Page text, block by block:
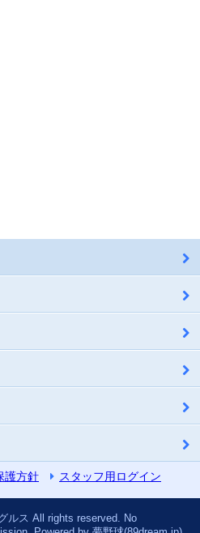
護方針 スタッフ用ログイン
ルス All rights reserved. No